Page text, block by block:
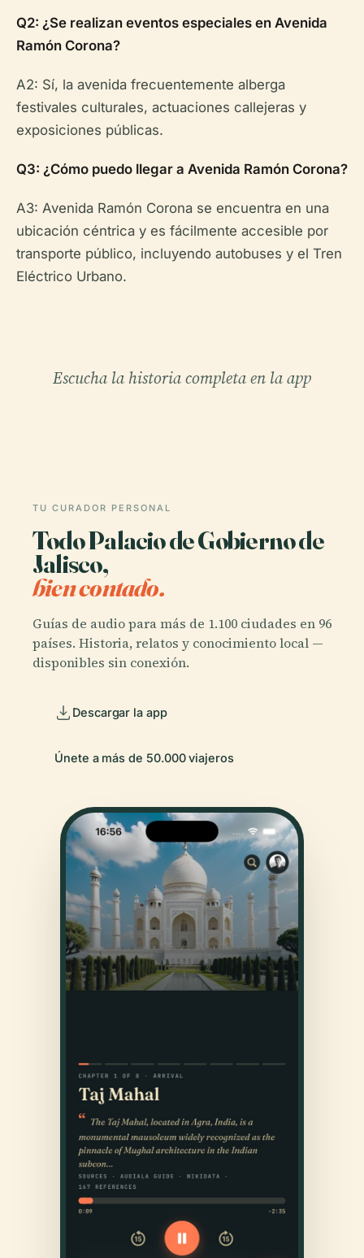
Q2: ¿Se realizan eventos especiales en Avenida
Ramón Corona?
A2: Sí, la avenida frecuentemente alberga
festivales culturales, actuaciones callejeras y
exposiciones públicas.
Q3: ¿Cómo puedo llegar a Avenida Ramón Corona?
A3: Avenida Ramón Corona se encuentra en una
ubicación céntrica y es fácilmente accesible por
transporte público, incluyendo autobuses y el Tren
Eléctrico Urbano.
Escucha la historia completa en la app
TU CURADOR PERSONAL
Todo Palacio de Gobierno de
Jalisco,
bien contado.
Guías de audio para más de 1.100 ciudades en 96
países. Historia, relatos y conocimiento local —
disponibles sin conexión.
Descargar la app
Únete a más de 50.000 viajeros